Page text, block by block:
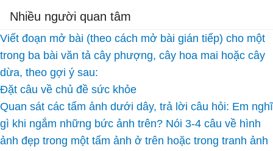
Nhiều người quan tâm
Viết đoạn mở bài (theo cách mở bài gián tiếp) cho một
trong ba bài văn tả cây phượng, cây hoa mai hoặc cây
dừa, theo gợi ý sau:
Đặt câu về chủ đề sức khỏe
Quan sát các tấm ảnh dưới dây, trả lời câu hỏi: Em nghĩ
gì khi ngắm những bức ảnh trên? Nói 3-4 câu về hình
ảnh đẹp trong một tấm ảnh ở trên hoặc trong tranh ảnh